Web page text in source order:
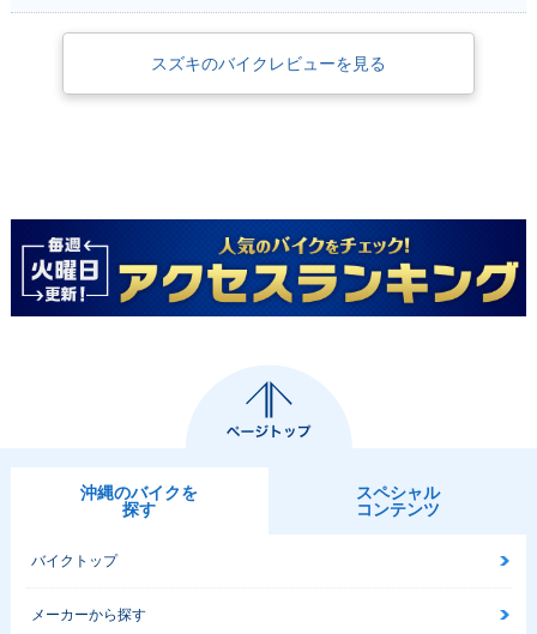
スズキのバイクレビューを見る
沖縄のバイクを
探す
スペシャル
コンテンツ
バイクトップ
メーカーから探す